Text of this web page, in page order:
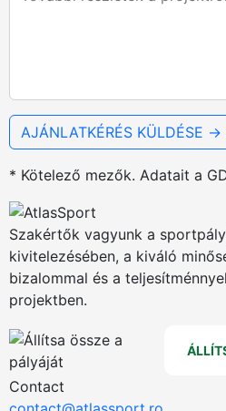
* Kötelező mezők. Adatait a
Szakértők vagyunk a
kivitelezésében, a kiváló
bizalommal és a
projektben.
Contact